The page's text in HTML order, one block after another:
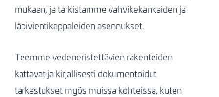
mukaan, ja tarkistamme vahvikekankaiden ja
läpivientikappaleiden asennukset.
Teemme vedeneristettävien rakenteiden
kattavat ja kirjallisesti dokumentoidut
tarkastukset myös muissa kohteissa, kuten